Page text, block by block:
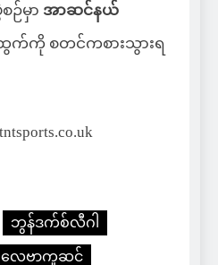
ဉ်မှာ အာဆင်နယ်
ထွက်ကို စတင်ကစားသွားရ
ဘွန်ဒက်စ်လီဂါ
လေဗာကူဆင်